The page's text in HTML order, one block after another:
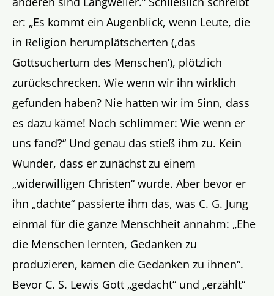
er: „Es kommt ein Augenblick, wenn Leute, die
in Religion herumplätscherten (,das
Gottsuchertum des Menschen’), plötzlich
zurückschrecken. Wie wenn wir ihn wirklich
gefunden haben? Nie hatten wir im Sinn, dass
es dazu käme! Noch schlimmer: Wie wenn er
uns fand?“ Und genau das stieß ihm zu. Kein
Wunder, dass er zunächst zu einem
„widerwilligen Christen“ wurde. Aber bevor er
ihn „dachte“ passierte ihm das, was C. G. Jung
einmal für die ganze Menschheit annahm: „Ehe
die Menschen lernten, Gedanken zu
produzieren, kamen die Gedanken zu ihnen“.
Bevor C. S. Lewis Gott „gedacht“ und „erzählt“